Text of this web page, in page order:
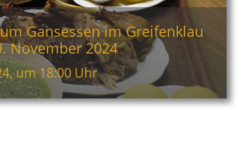
Gansessen im Greifenklau
November 2024
um 18:00 Uhr